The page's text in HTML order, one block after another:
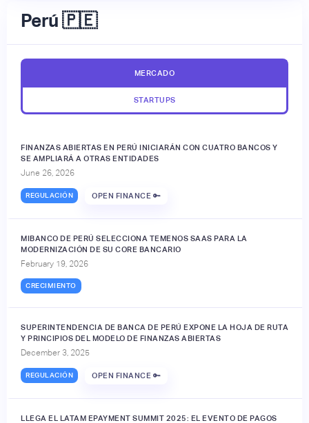
Perú 🇵🇪
MERCADO
STARTUPS
FINANZAS ABIERTAS EN PERÚ INICIARÁN CON CUATRO BANCOS Y
SE AMPLIARÁ A OTRAS ENTIDADES
June 26, 2026
REGULACIÓN OPEN FINANCE 🔑
MIBANCO DE PERÚ SELECCIONA TEMENOS SAAS PARA LA
MODERNIZACIÓN DE SU CORE BANCARIO
February 19, 2026
CRECIMIENTO
SUPERINTENDENCIA DE BANCA DE PERÚ EXPONE LA HOJA DE RUTA
Y PRINCIPIOS DEL MODELO DE FINANZAS ABIERTAS
December 3, 2025
REGULACIÓN OPEN FINANCE 🔑
LLEGA EL LATAM EPAYMENT SUMMIT 2025: EL EVENTO DE PAGOS